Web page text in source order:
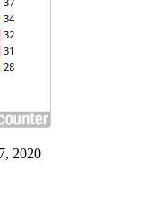
2020